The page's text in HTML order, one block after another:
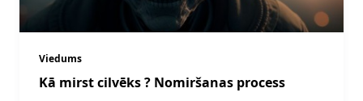
Viedums
Kā mirst cilvēks ? Nomiršanas process